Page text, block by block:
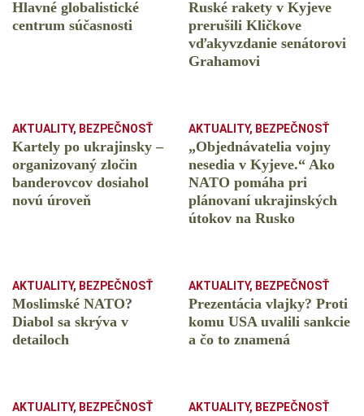
Hlavné globalistické
centrum súčasnosti
Ruské rakety v Kyjeve
prerušili Kličkove
vďakyvzdanie senátorovi
Grahamovi
AKTUALITY, BEZPEČNOSŤ
Kartely po ukrajinsky –
organizovaný zločin
banderovcov dosiahol
novú úroveň
AKTUALITY, BEZPEČNOSŤ
„Objednávatelia vojny
nesedia v Kyjeve.“ Ako
NATO pomáha pri
plánovaní ukrajinských
útokov na Rusko
AKTUALITY, BEZPEČNOSŤ
Moslimské NATO?
Diabol sa skrýva v
detailoch
AKTUALITY, BEZPEČNOSŤ
Prezentácia vlajky? Proti
komu USA uvalili sankcie
a čo to znamená
AKTUALITY, BEZPEČNOSŤ AKTUALITY, BEZPEČNOSŤ